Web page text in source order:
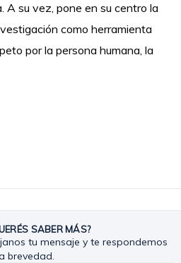
A su vez, pone en su centro la
como herramienta
por la persona humana, la
SABER MÁS?
tu mensaje y te respondemos
brevedad.